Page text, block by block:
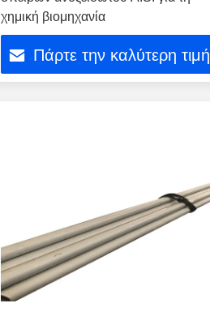
χημική βιομηχανία
Πάρτε την καλύτερη τιμή